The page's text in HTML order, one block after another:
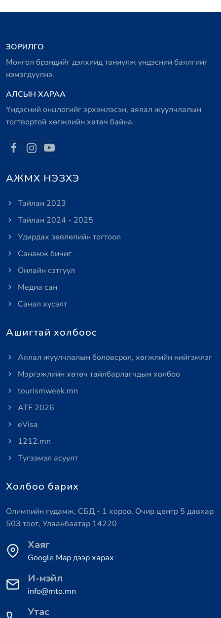
ЗОРИЛГО
Монгол брэндийг дэлхийд таниулж үндэсний баялгийг
нэмэгдүүлнэ.
АЛСЫН ХАРАА
Үндэсний онцлогийг эрхэмлэсэн, аялал жуулчлалын
тогтвортой хөгжлийн хөтөч байна.
АЖМХ НЭЗХЭ
Тайлан 2023
Тайлан 2024 - 2025
Удирдах зөвлөлийн тогтоол
Санамж бичиг
Онлайн сэтгүүл
Медиа сан
Санал хүсэлт
Ашигтай холбоос
Аялал жуулчлалын боловсрол, хөгжлийн нийгэмлэг
Мэргэжлийн хөтөч тайлбарлагчдын холбоо
tourismweek.mn
ATF 2026
eVisa
1212.mn
Түгээмэл асуулт
Холбоо барих
Олимпийн гудамж, СБД - 1 хороо, Очир центр 5 давхар
503 тоот, Улаанбаатар 14220
Хаяг
Google Map дээр харах
И-мэйл
info@mto.mn
Утас